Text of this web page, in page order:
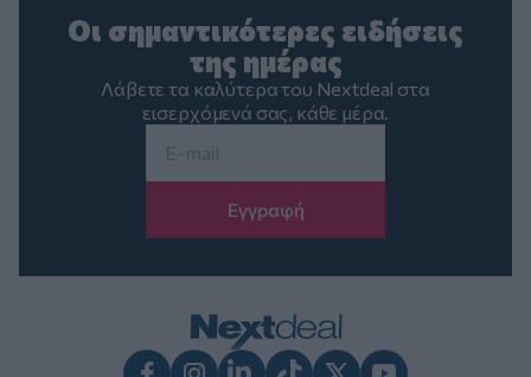
Οι σημαντικότερες ειδήσεις
της ημέρας
Λάβετε τα καλύτερα του Nextdeal στα
εισερχόμενά σας, κάθε μέρα.